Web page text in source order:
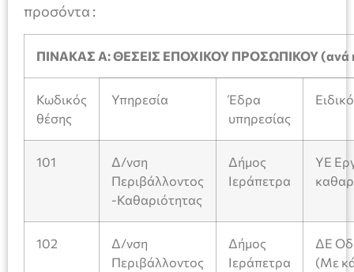
προσόντα :
ΠΙΝΑΚΑΣ Α: ΘΕΣΕΙΣ ΕΠΟΧΙΚΟΥ ΠΡΟΣΩΠΙΚΟΥ (ανά
Κωδικός
θέσης
Υπηρεσία
Έδρα
υπηρεσίας
101
Δ/νση
Περιβάλλοντος
-Καθαριότητας
Δήμος
Ιεράπετρα
ΥΕ
102
Δ/νση
Περιβάλλοντος
Δήμος
Ιεράπετρα
ΔΕ
(Με